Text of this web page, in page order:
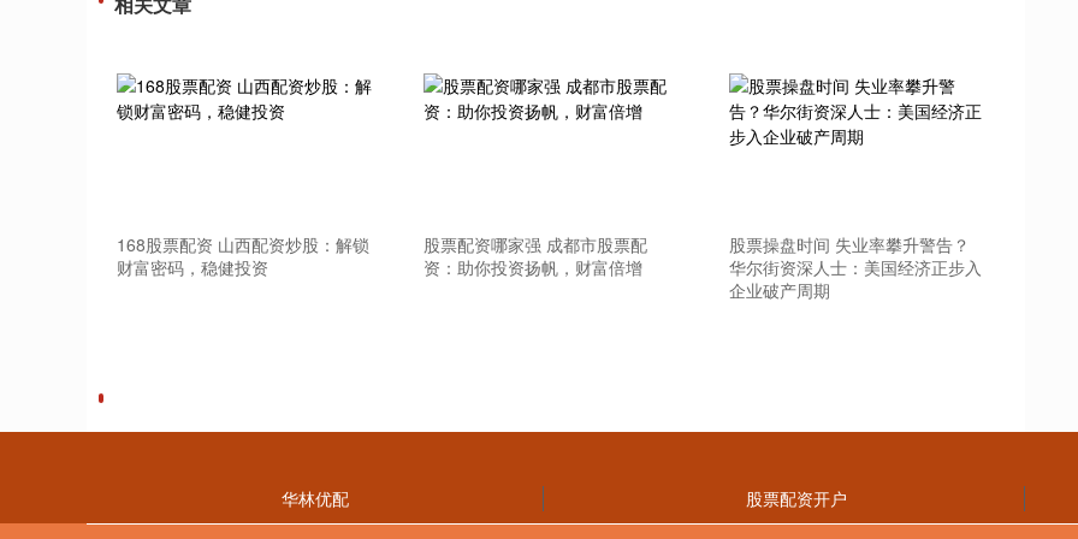
168股票配资 山西配资炒股：解锁
财富密码，稳健投资
股票配资哪家强 成都市股票配
资：助你投资扬帆，财富倍增
股票操盘时间 失业率攀升警告？
华尔街资深人士：美国经济正步入
企业破产周期
华林优配 股票配资开户